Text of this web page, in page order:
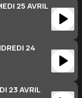
25 AVRIL
24
23 AVRIL